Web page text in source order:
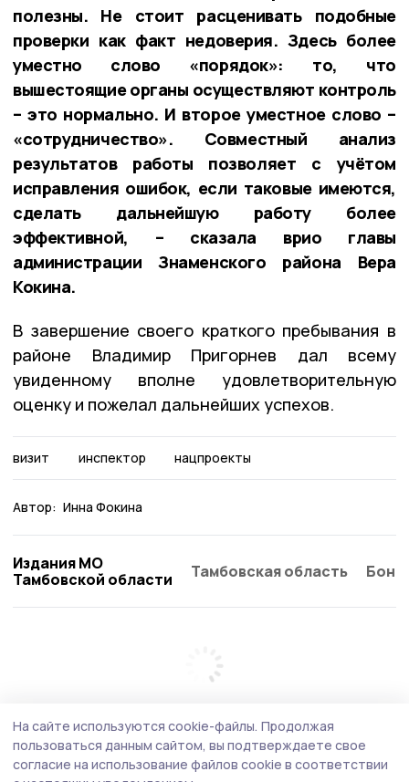
полезны. Не стоит расценивать подобные
проверки как факт недоверия. Здесь более
уместно слово «порядок»: то, что
вышестоящие органы осуществляют контроль
– это нормально. И второе уместное слово –
«сотрудничество». Совместный анализ
результатов работы позволяет с учётом
исправления ошибок, если таковые имеются,
сделать дальнейшую работу более
эффективной, – сказала врио главы
администрации Знаменского района Вера
Кокина.
В завершение своего краткого пребывания в
районе Владимир Пригорнев дал всему
увиденному вполне удовлетворительную
оценку и пожелал дальнейших успехов.
визит инспектор нацпроекты
Автор: Инна Фокина
Издания МО
Тамбовской области
Тамбовская область
На сайте используются cookie-файлы. Продолжая
пользоваться данным сайтом, вы подтверждаете свое
согласие на использование файлов cookie в соответствии